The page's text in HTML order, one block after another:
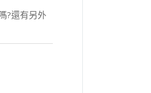
?還有另外